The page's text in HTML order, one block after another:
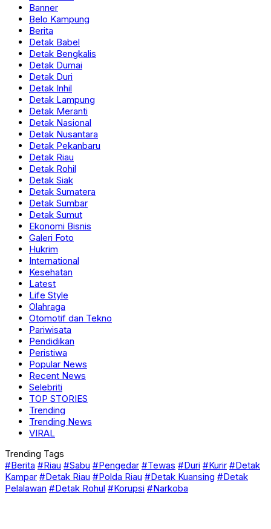
Banner
Belo Kampung
Berita
Detak Babel
Detak Bengkalis
Detak Dumai
Detak Duri
Detak Inhil
Detak Lampung
Detak Meranti
Detak Nasional
Detak Nusantara
Detak Pekanbaru
Detak Riau
Detak Rohil
Detak Siak
Detak Sumatera
Detak Sumbar
Detak Sumut
Ekonomi Bisnis
Galeri Foto
Hukrim
International
Kesehatan
Latest
Life Style
Olahraga
Otomotif dan Tekno
Pariwisata
Pendidikan
Peristiwa
Popular News
Recent News
Selebriti
TOP STORIES
Trending
Trending News
VIRAL
Trending Tags
#Berita #Riau #Sabu #Pengedar #Tewas #Duri #Kurir #Detak
Kampar #Detak Riau #Polda Riau #Detak Kuansing #Detak
Pelalawan #Detak Rohul #Korupsi #Narkoba